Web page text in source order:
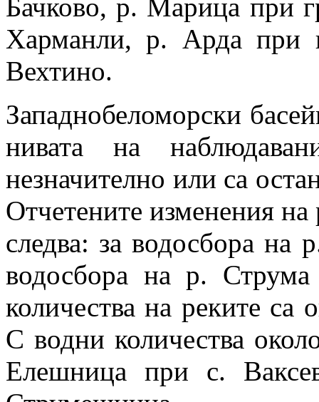
Бачково, р. Марица при
Харманли, р. Арда при
Вехтино.
Западнобеломорски
нивата на
незначително или са
Отчетените изменения на
следва: за водосбора
водосбора на р.
количества на реките са
С водни количества
Елешница при с.